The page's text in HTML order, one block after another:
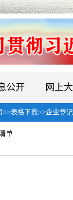
公开 网上
>>表格下载>>企业登记
单